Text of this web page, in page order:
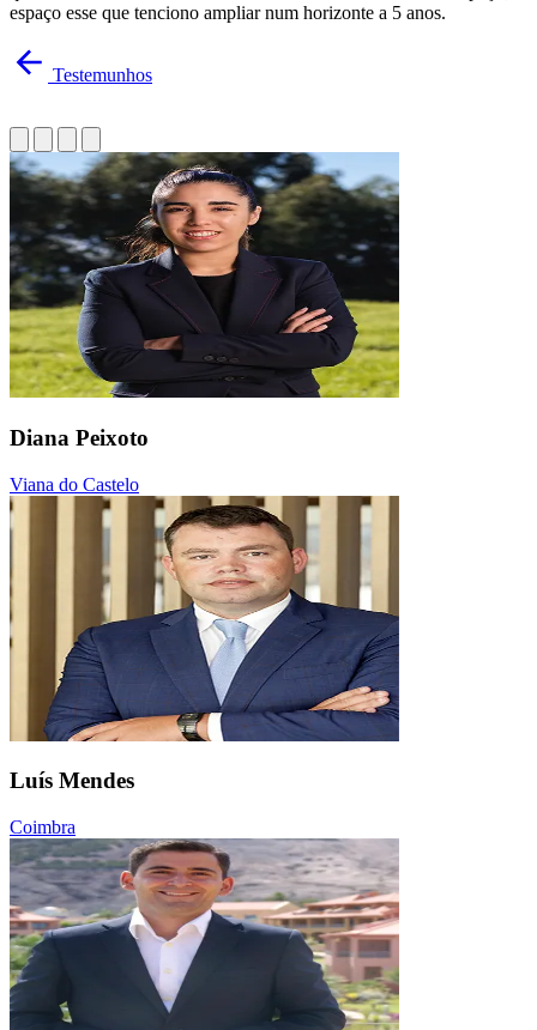
espaço esse que tenciono ampliar num horizonte a 5 anos.
Testemunhos
Diana Peixoto
Viana do Castelo
Luís Mendes
Coimbra